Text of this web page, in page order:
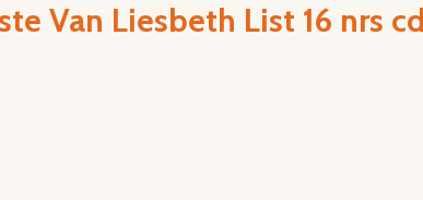
Van Liesbeth List 16 nrs